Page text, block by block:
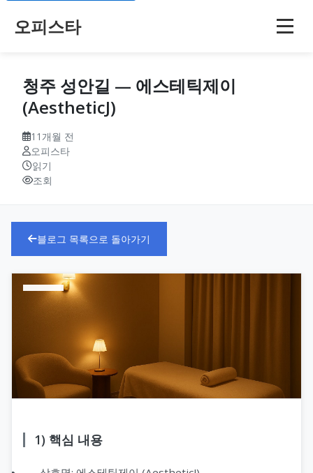
오피스타
청주 성안길 — 에스테틱제이
(AestheticJ)
11개월 전
오피스타
읽기
조회
블로그 목록으로 돌아가기
1) 핵심 내용